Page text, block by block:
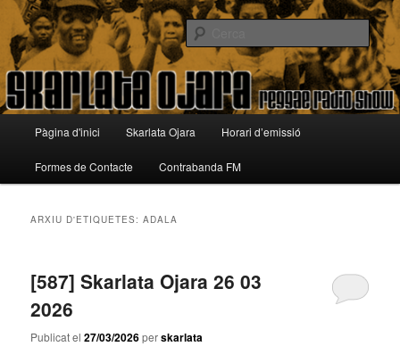
Aneu
contingut
principal
Aneu
contingut
secundariSkarlata Ojara
Reggae Radio Show
Cerca
principal
Pàgina d'inici Skarlata Ojara Horari d’emissió
Formes de Contacte Contrabanda FM
ARXIU D'ETIQUETES:ADALA
[587] Skarlata Ojara 26 03
2026
Publicat el27/03/2026perskarlata